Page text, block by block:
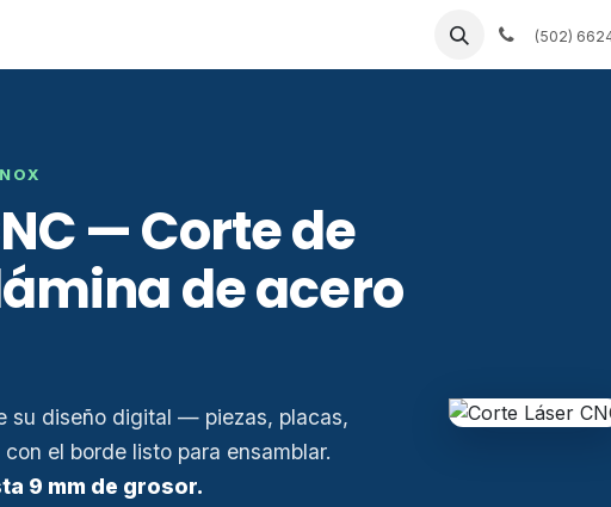
Empleos(502)
— Corte de
de acero
su diseño digital — piezas, placas,
el borde listo para ensamblar.
9 mm de grosor.